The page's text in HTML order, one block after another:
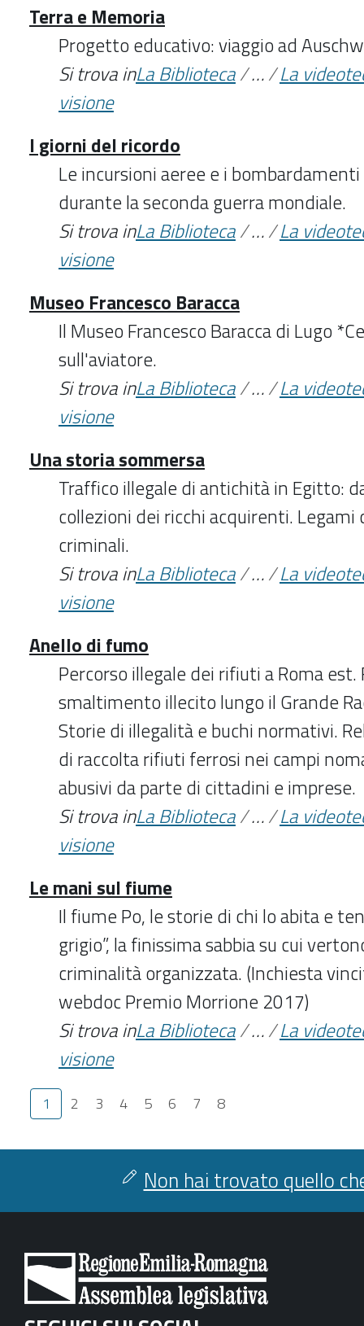
Terra e Memoria
Progetto educativo: viaggio ad
Si trova inLa Biblioteca/…/La
visione
I giorni del ricordo
Le incursioni aeree e i bombardamenti
durante la seconda guerra mondiale.
Si trova inLa Biblioteca/…/La
visione
Museo Francesco Baracca
Il Museo Francesco Baracca di Lugo
sull'aviatore.
Si trova inLa Biblioteca/…/La
visione
Una storia sommersa
Traffico illegale di antichità in Egitto:
collezioni dei ricchi acquirenti.
criminali.
Si trova inLa Biblioteca/…/La
visione
Anello di fumo
Percorso illegale dei rifiuti a Roma est.
smaltimento illecito lungo il Grande
Storie di illegalità e buchi normativi.
di raccolta rifiuti ferrosi nei campi
abusivi da parte di cittadini e imprese.
Si trova inLa Biblioteca/…/La
visione
Le mani sul fiume
Il fiume Po, le storie di chi lo abita e
grigio”, la finissima sabbia su cui
criminalità organizzata. (Inchiesta
webdoc Premio Morrione 2017)
Si trova inLa Biblioteca/…/La
visione
1 2 3 4 5 6 7 8
Non hai trovato quello